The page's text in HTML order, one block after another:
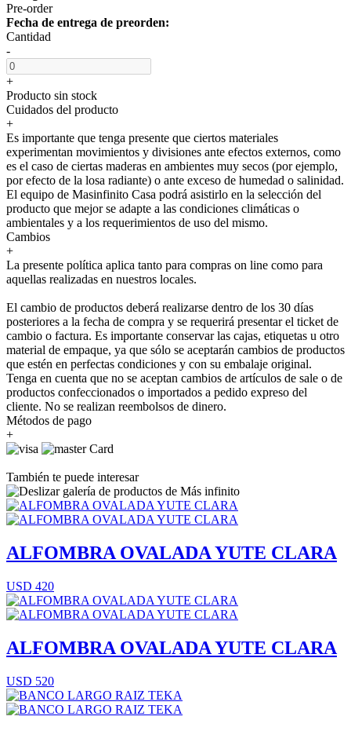
Pre-order
Fecha de entrega de preorden:
Cantidad
-
+
Producto sin stock
Cuidados del producto
+
Es importante que tenga presente que ciertos materiales
experimentan movimientos y divisiones ante efectos externos, como
es el caso de ciertas maderas en ambientes muy secos (por ejemplo,
por efecto de la losa radiante) o ante exceso de humedad o salinidad.
El equipo de Masinfinito Casa podrá asistirlo en la selección del
producto que mejor se adapte a las condiciones climáticas o
ambientales y a los requerimientos de uso del mismo.
Cambios
+
La presente política aplica tanto para compras on line como para
aquellas realizadas en nuestros locales.
El cambio de productos deberá realizarse dentro de los 30 días
posteriores a la fecha de compra y se requerirá presentar el ticket de
cambio o factura. Es importante conservar las cajas, etiquetas u otro
material de empaque, ya que sólo se aceptarán cambios de productos
que estén en perfectas condiciones y con su embalaje original.
Tenga en cuenta que no se aceptan cambios de artículos de sale o de
productos confeccionados o importados a pedido expreso del
cliente. No se realizan reembolsos de dinero.
Métodos de pago
+
También te puede interesar
ALFOMBRA OVALADA YUTE CLARA
USD 420
ALFOMBRA OVALADA YUTE CLARA
USD 520